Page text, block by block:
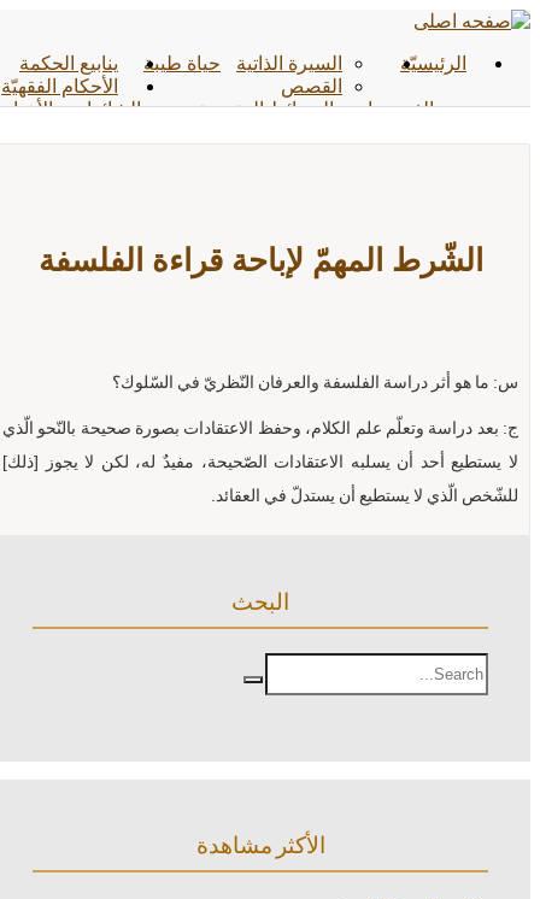
الرئیسیّة حياة طيبة
السيرة الذاتية
القصص
ينابيع الحكمة
الأحکام الفقهیّة
الوسائط المتعددة
الفیدیوهات الأخبار
الشائعات
الشّرط المهمّ لإباحة قراءة الفلسفة
س: ما هو أثر دراسة الفلسفة والعرفان النّظريّ في السّلوك؟
ج: بعد دراسة وتعلّم علم الكلام، وحفظ الاعتقادات بصورة صحيحة بالنّحو الّذي
لا يستطيع أحد أن يسلبه الاعتقادات الصّحيحة، مفيدٌ له، لكن لا يجوز [ذلك]
للشّخص الّذي لا يستطيع أن يستدلّ في العقائد.
البحث
الأكثر مشاهدة